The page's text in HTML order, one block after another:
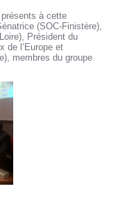
à cette
(SOC‑Finistère),
Président du
de l’Europe et
membres du groupe